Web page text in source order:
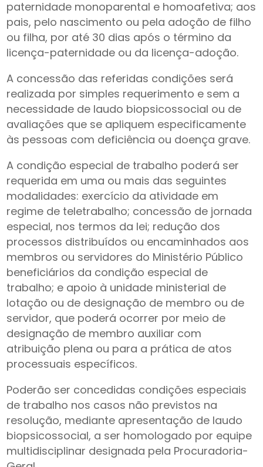
paternidade monoparental e homoafetiva; aos
pais, pelo nascimento ou pela adoção de filho
ou filha, por até 30 dias após o término da
licença-paternidade ou da licença-adoção.
A concessão das referidas condições será
realizada por simples requerimento e sem a
necessidade de laudo biopsicossocial ou de
avaliações que se apliquem especificamente
às pessoas com deficiência ou doença grave.
A condição especial de trabalho poderá ser
requerida em uma ou mais das seguintes
modalidades: exercício da atividade em
regime de teletrabalho; concessão de jornada
especial, nos termos da lei; redução dos
processos distribuídos ou encaminhados aos
membros ou servidores do Ministério Público
beneficiários da condição especial de
trabalho; e apoio à unidade ministerial de
lotação ou de designação de membro ou de
servidor, que poderá ocorrer por meio de
designação de membro auxiliar com
atribuição plena ou para a prática de atos
processuais específicos.
Poderão ser concedidas condições especiais
de trabalho nos casos não previstos na
resolução, mediante apresentação de laudo
biopsicossocial, a ser homologado por equipe
multidisciplinar designada pela Procuradoria-